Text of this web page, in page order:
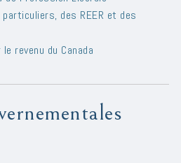
des REER et des
revenu du Canada